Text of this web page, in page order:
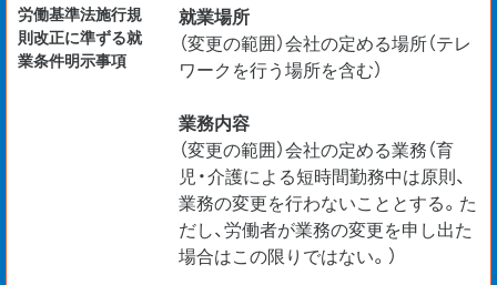
労働基準法施行規
則改正に準ずる就
業条件明示事項
就業場所
（変更の範囲）会社の定める場所（テレ
ワークを行う場所を含む）
業務内容
（変更の範囲）会社の定める業務（育
児・介護による短時間勤務中は原則、
業務の変更を行わないこととする。た
だし、労働者が業務の変更を申し出た
場合はこの限りではない。）